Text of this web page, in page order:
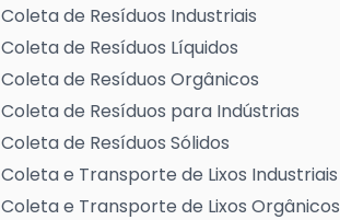
Coleta de Resíduos Industriais
Coleta de Resíduos Líquidos
Coleta de Resíduos Orgânicos
Coleta de Resíduos para Indústrias
Coleta de Resíduos Sólidos
Coleta e Transporte de Lixos Industriais
Coleta e Transporte de Lixos Orgânicos